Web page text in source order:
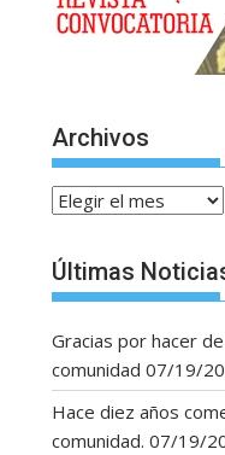
Archivos
Archivos
Últimas
Gracias por hacer
comunidad 07/19/
Hace diez años
comunidad. 07/19/